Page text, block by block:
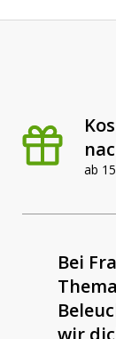
ab
Bei
wir